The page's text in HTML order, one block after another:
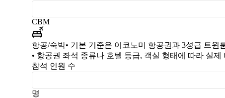
CBM
항공/숙박• 기본 기준은 이코노미 항공권과 3성급 트윈
• 항공권 좌석 종류나 호텔 등급, 객실 형태에 따라 실
참석 인원 수
명